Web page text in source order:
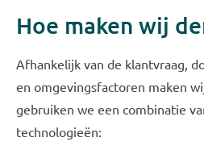
Hoe maken wij
Afhankelijk van de klantvraag,
en omgevingsfactoren maken
gebruiken we een combinatie
technologieën: